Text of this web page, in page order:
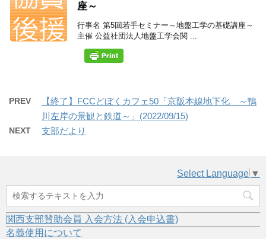
座～
行事名 第5回若手セミナー～地盤工学の基礎講座～
主催 公益社団法人地盤工学会関 ...
PREV
【終了】FCCどぼくカフェ50「京阪本線地下化 ～鴨
川左岸の景観と鉄道～」(2022/09/15)
NEXT 支部だより
Select Language ▼
関西支部賛助会員 入会方法 (入会申込書)
名義使用について